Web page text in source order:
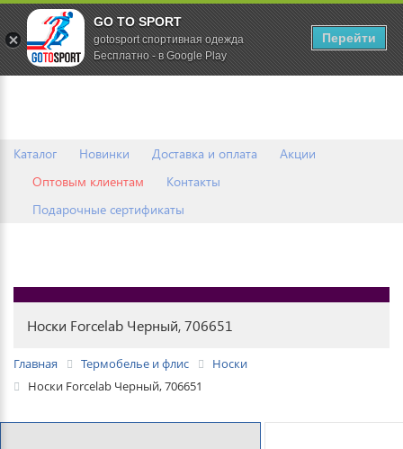
Каталог Новинки Доставка и оплата
Акции
Оптовым клиентам
Контакты
Подарочные сертификаты
0
Носки Forcelab Черный, 706651
Главная Термобелье и флис
Носки
Носки Forcelab Черный, 706651
GO TO SPORT
gotosport спортивная одежда
Бесплатно - в Google Play
Перейти